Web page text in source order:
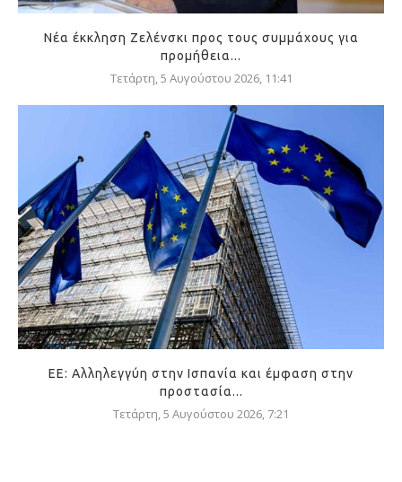
Νέα έκκληση Ζελένσκι προς τους συμμάχους για
προμήθεια...
Τετάρτη, 5 Αυγούστου 2026, 11:41
ΕΕ: Αλληλεγγύη στην Ισπανία και έμφαση στην
προστασία...
Τετάρτη, 5 Αυγούστου 2026, 7:21